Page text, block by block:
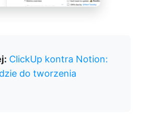
ClickUp kontra Notion:
do tworzenia